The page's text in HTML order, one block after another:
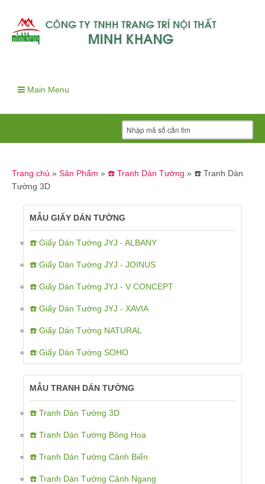
Main Menu
Trang chủ » Sản Phẩm » ☎️ Tranh Dán Tường » ☎️ Tranh Dán
Tường 3D
MẪU GIẤY DÁN TƯỜNG
☎️ Giấy Dán Tường JYJ - ALBANY
☎️ Giấy Dán Tường JYJ - JOINUS
☎️ Giấy Dán Tường JYJ - V CONCEPT
☎️ Giấy Dán Tường JYJ - XAVIA
☎️ Giấy Dán Tường NATURAL
☎️ Giấy Dán Tường SOHO
MẪU TRANH DÁN TƯỜNG
☎️ Tranh Dán Tường 3D
☎️ Tranh Dán Tường Bông Hoa
☎️ Tranh Dán Tường Cảnh Biển
☎️ Tranh Dán Tường Cảnh Ngang